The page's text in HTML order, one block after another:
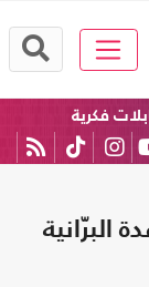
فكرية
البرّانية